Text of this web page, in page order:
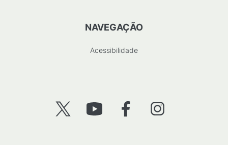
NAVEGAÇÃO
Acessibilidade